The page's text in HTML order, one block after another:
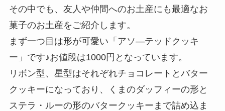
その中でも、友人や仲間へのお土産にも最適なお
菓子のお土産をご紹介します。
まず一つ目は形が可愛い「アソ―テッドクッキ
ー」です♪お値段は1000円となっています。
リボン型、星型はそれぞれチョコレートとバター
クッキーになっており、くまのダッフィーの形と
ステラ・ルーの形のバタークッキーまで詰め込ま